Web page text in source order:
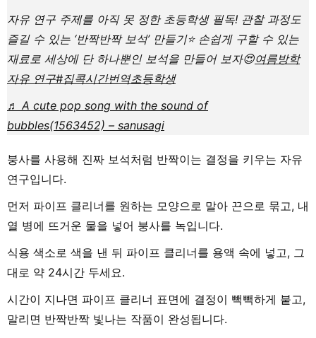
자유 연구 주제를 아직 못 정한 초등학생 필독! 관찰 과정도
즐길 수 있는 ‘반짝반짝 보석’ 만들기⭐ 손쉽게 구할 수 있는
재료로 세상에 단 하나뿐인 보석을 만들어 보자😍여름방학
자유 연구#집콕시간번역초등학생
♬ A cute pop song with the sound of
bubbles(1563452) – sanusagi
붕사를 사용해 진짜 보석처럼 반짝이는 결정을 키우는 자유
연구입니다.
먼저 파이프 클리너를 원하는 모양으로 말아 끈으로 묶고, 내
열 병에 뜨거운 물을 넣어 붕사를 녹입니다.
식용 색소로 색을 낸 뒤 파이프 클리너를 용액 속에 넣고, 그
대로 약 24시간 두세요.
시간이 지나면 파이프 클리너 표면에 결정이 빽빽하게 붙고,
말리면 반짝반짝 빛나는 작품이 완성됩니다.